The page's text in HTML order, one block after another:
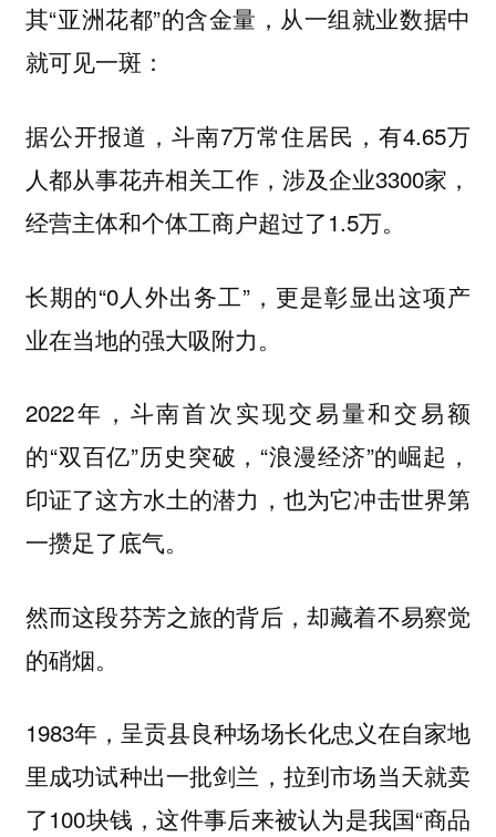
其“亚洲花都”的含金量，从一组就业数据中
就可见一斑：
据公开报道，斗南7万常住居民，有4.65万
人都从事花卉相关工作，涉及企业3300家，
经营主体和个体工商户超过了1.5万。
长期的“0人外出务工”，更是彰显出这项产
业在当地的强大吸附力。
2022年，斗南首次实现交易量和交易额
的“双百亿”历史突破，“浪漫经济”的崛起，
印证了这方水土的潜力，也为它冲击世界第
一攒足了底气。
然而这段芬芳之旅的背后，却藏着不易察觉
的硝烟。
1983年，呈贡县良种场场长化忠义在自家地
里成功试种出一批剑兰，拉到市场当天就卖
了100块钱，这件事后来被认为是我国“商品